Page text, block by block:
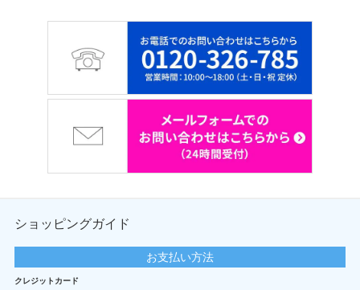
ショッピングガイド
お支払い方法
クレジットカード